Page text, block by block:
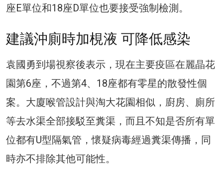
座E單位和18座D單位也要接受強制檢測。
建議沖廁時加梘液 可降低感染
袁國勇到場視察後表示，現在主要疫區在麗晶花
園第6座，不過第4、18座都有零星的散發性個
案。大廈喉管設計與淘大花園相似，廚房、廁所
等去水渠全部接駁至糞渠，而且不知是否所有單
位都有U型隔氣管，懷疑病毒經過糞渠傳播，同
時亦不排除其他可能性。